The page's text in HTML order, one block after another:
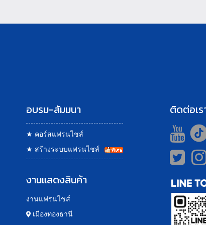
อบรม-สัมมนา
★ คอร์สแฟรนไชส์
★ สร้างระบบแฟรนไชส์
งานแสดงสินค้า
งานแฟรนไชส์
เมืองทองธานี
ติดต่อเร